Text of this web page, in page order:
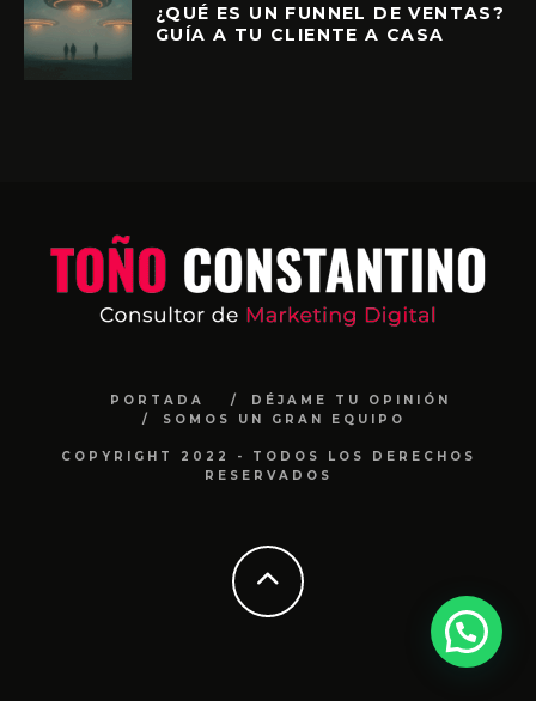
¿QUÉ ES UN FUNNEL DE VENTAS?
GUÍA A TU CLIENTE A CASA
PORTADA
DÉJAME TU OPINIÓN
SOMOS UN GRAN EQUIPO
COPYRIGHT 2022 - TODOS LOS DERECHOS
RESERVADOS